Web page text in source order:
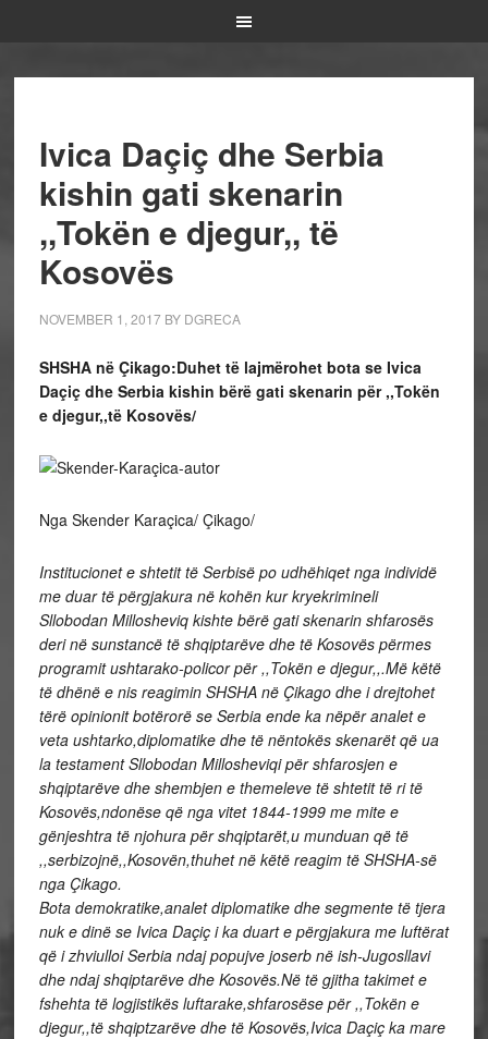
Ivica Daçiç dhe Serbia
kishin gati skenarin
,,Tokën e djegur,, të
Kosovës
NOVEMBER 1, 2017BY DGRECA
SHSHA në Çikago:Duhet të lajmërohet bota se Ivica
Daçiç dhe Serbia kishin bërë gati skenarin për ,,Tokën
e djegur,,të Kosovës/
Nga Skender Karaçica/ Çikago/
Institucionet e shtetit të Serbisë po udhëhiqet nga individë
me duar të përgjakura në kohën kur kryekrimineli
Sllobodan Millosheviq kishte bërë gati skenarin shfarosës
deri në sunstancë të shqiptarëve dhe të Kosovës përmes
programit ushtarako-policor për ,,Tokën e djegur,,.Më këtë
të dhënë e nis reagimin SHSHA në Çikago dhe i drejtohet
tërë opinionit botërorë se Serbia ende ka nëpër analet e
veta ushtarko,diplomatike dhe të nëntokës skenarët që ua
la testament Sllobodan Millosheviqi për shfarosjen e
shqiptarëve dhe shembjen e themeleve të shtetit të ri të
Kosovës,ndonëse që nga vitet 1844-1999 me mite e
gënjeshtra të njohura për shqiptarët,u munduan që të
,,serbizojnë,,Kosovën,thuhet në këtë reagim të SHSHA-së
nga Çikago.
Bota demokratike,analet diplomatike dhe segmente të tjera
nuk e dinë se Ivica Daçiç i ka duart e përgjakura me luftërat
që i zhviulloi Serbia ndaj popujve joserb në ish-Jugosllavi
dhe ndaj shqiptarëve dhe Kosovës.Në të gjitha takimet e
fshehta të logjistikës luftarake,shfarosëse për ,,Tokën e
djegur,,të shqiptzarëve dhe të Kosovës,Ivica Daçiç ka mare